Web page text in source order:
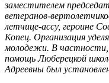
заместителем
ветеранов-
летчице-ассу, героине
Копец. Организация
молодежи. В частности,
помощь Люберецкой
Адреевны был